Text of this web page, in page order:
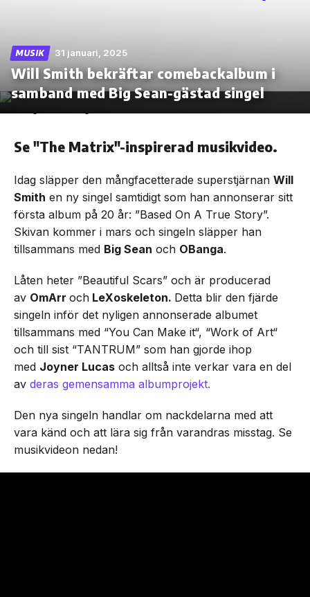
Skip
the
MUSIK 31 januari, 2025
Will Smith bekräftar comebackalbum i
samband med Big Sean-gästad singel
Se "The Matrix"-inspirerad musikvideo.
Idag släpper den mångfacetterade superstjärnan Will
Smith en ny singel samtidigt som han annonserar sitt
första album på 20 år: ”Based On A True Story”.
Skivan kommer i mars och singeln släpper han
tillsammans med Big Sean och OBanga.
Låten heter ”Beautiful Scars” och är producerad
av OmArr och LeXoskeleton. Detta blir den fjärde
singeln inför det nyligen annonserade albumet
tillsammans med “You Can Make it“, “Work of Art“
och till sist “TANTRUM” som han gjorde ihop
med Joyner Lucas och alltså inte verkar vara en del
av deras gemensamma albumprojekt.
Den nya singeln handlar om nackdelarna med att
vara känd och att lära sig från varandras misstag. Se
musikvideon nedan!